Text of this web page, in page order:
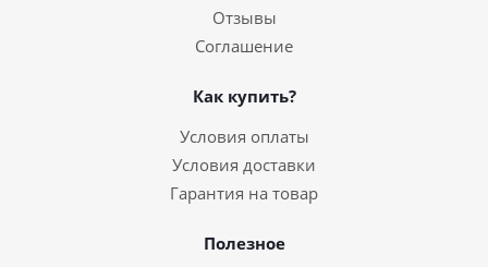
Отзывы
Соглашение
Как купить?
Условия оплаты
Условия доставки
Гарантия на товар
Полезное